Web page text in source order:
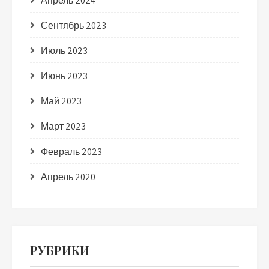
Сентябрь 2023
Июль 2023
Июнь 2023
Май 2023
Март 2023
Февраль 2023
Апрель 2020
РУБРИКИ